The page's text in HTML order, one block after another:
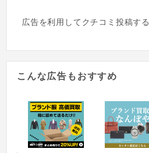
広告を利用してクチコミ投稿す
こんな広告もおすすめ